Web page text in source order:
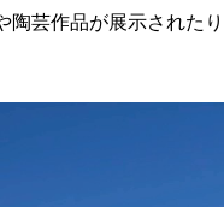
芸作品が展示された